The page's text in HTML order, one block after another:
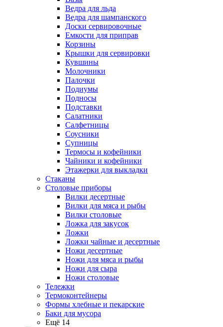
Ведра для льда
Ведра для шампанского
Доски сервировочные
Емкости для приправ
Корзины
Крышки для сервировки
Кувшины
Молочники
Палочки
Подиумы
Подносы
Подставки
Салатники
Салфетницы
Соусники
Супницы
Термосы и кофейники
Чайники и кофейники
Этажерки для выкладки
Стаканы
Столовые приборы
Вилки десертные
Вилки для мяса и рыбы
Вилки столовые
Ложка для закусок
Ложки
Ложки чайные и десертные
Ножи десертные
Ножи для мяса и рыбы
Ножи для сыра
Ножи столовые
Тележки
Термоконтейнеры
Формы хлебные и пекарские
Баки для мусора
Ещё 14